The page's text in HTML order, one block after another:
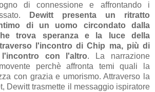
di connessione e affrontando i
Dewitt presenta un ritratto
di un uomo circondato dalla
trova speranza e la luce della
l'incontro di Chip ma, più di
con l'altro. La narrazione
perchè affronta temi quali la
con grazia e umorismo. Attraverso la
Dewitt trasmette il messaggio ispiratore